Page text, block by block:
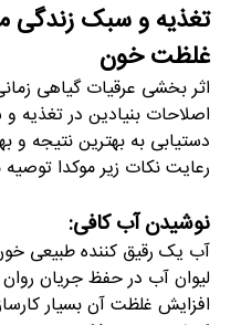
تغذیه و سبک
غلظت خون
اثر بخشی عرقیات گیاهی
اصلاحات بنیادین در تغذیه
دستیابی به بهترین نتیجه و
رعایت نکات زیر موکدا
نوشیدن آب کافی:
آب یک رقیق کننده طبیعی
لیوان آب در حفظ جریان
افزایش غلظت آن بسیار